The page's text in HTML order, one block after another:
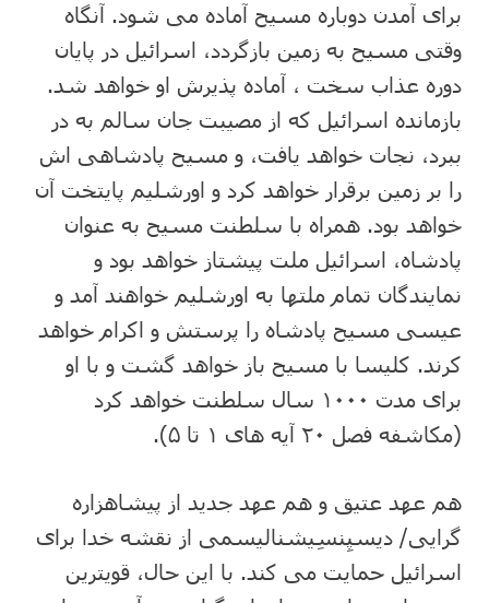
برای آمدن دوباره مسیح آماده می شود. آنگاه
وقتی مسیح به زمین بازگردد، اسرائیل در پایان
دوره عذاب سخت ، آماده پذیرش او خواهد شد.
بازمانده اسرائیل که از مصیبت جان سالم به در
ببرد، نجات خواهد یافت، و مسیح پادشاهی اش
را بر زمین برقرار خواهد کرد و اورشلیم پایتخت آن
خواهد بود. همراه با سلطنت مسیح به عنوان
پادشاه، اسرائیل ملت پیشتاز خواهد بود و
نمایندگان تمام ملتها به اورشلیم خواهند آمد و
عیسی مسیح پادشاه را پرستش و اکرام خواهد
کرند. کلیسا با مسیح باز خواهد گشت و با او
برای مدت ۱۰۰۰ سال سلطنت خواهد کرد
(مکاشفه فصل ۲۰ آیه های ۱ تا ۵).
هم عهد عتیق و هم عهد جدید از پیشاهزاره
گرایی/ دیسپِنسِیشنالیسمی از نقشه خدا برای
اسرائیل حمایت می کند. با این حال، قویترین